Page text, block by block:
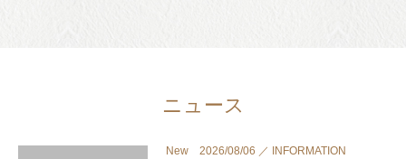
ニュース
New 2026/08/06 ／ INFORMATION